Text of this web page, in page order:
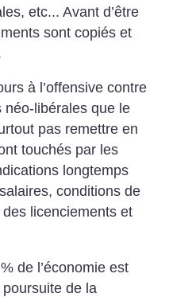
etc... Avant d’être
sont copiés et
à l’offensive contre
néo-libérales que le
pas remettre en
touchés par les
longtemps
conditions de
licenciements et
% de l’économie est
de la